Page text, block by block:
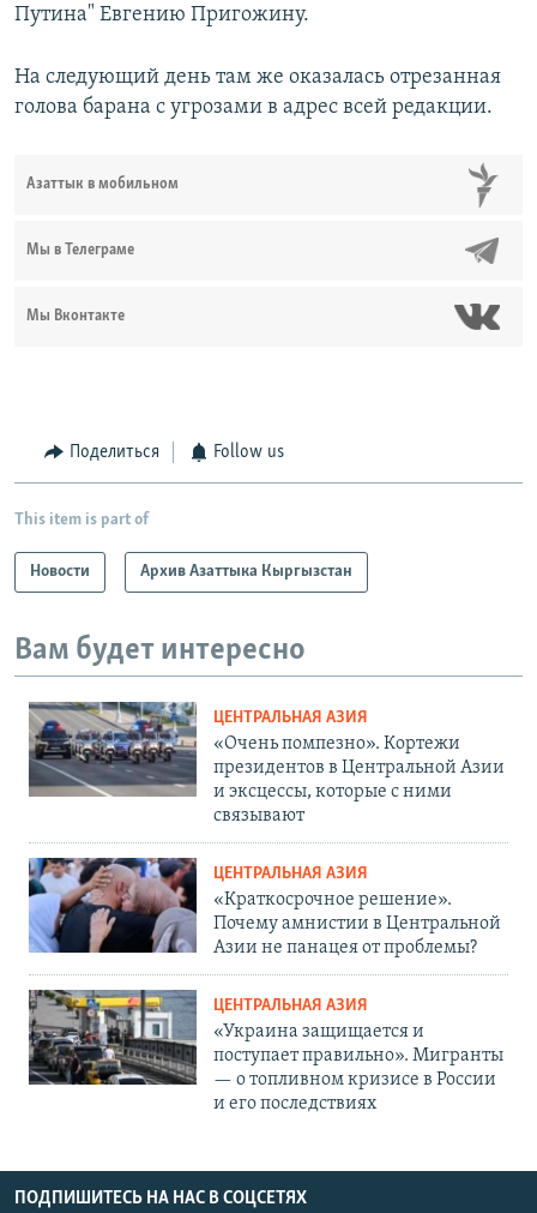
Путина" Евгению Пригожину.
На следующий день там же оказалась отрезанная
голова барана с угрозами в адрес всей редакции.
Азаттык в мобильном
Мы в Телеграме
Мы Вконтакте
Поделиться Follow us
This item is part of
Новости Архив Азаттыка Кыргызстан
Вам будет интересно
ЦЕНТРАЛЬНАЯ АЗИЯ
«Очень помпезно». Кортежи
президентов в Центральной Азии
и эксцессы, которые с ними
связывают
ЦЕНТРАЛЬНАЯ АЗИЯ
«Краткосрочное решение».
Почему амнистии в Центральной
Азии не панацея от проблемы?
ЦЕНТРАЛЬНАЯ АЗИЯ
«Украина защищается и
поступает правильно». Мигранты
— о топливном кризисе в России
и его последствиях
ПОДПИШИТЕСЬ НА НАС В СОЦСЕТЯХ